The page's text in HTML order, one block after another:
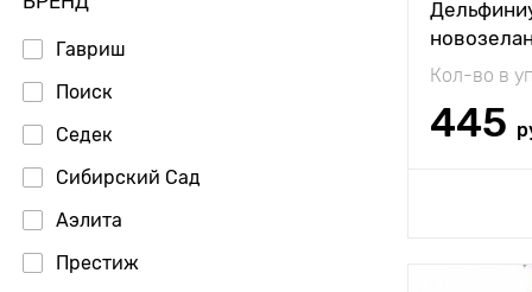
Гавриш
Поиск
Седек
Сибирский Сад
Аэлита
Престиж
Гавриш
Кол-во в
445